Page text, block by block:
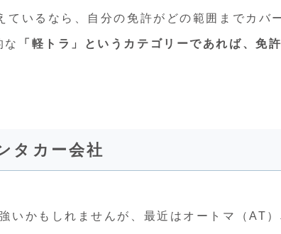
いるなら、自分の免許がどの範囲までカバ
な 「軽トラ」というカテゴリーであれば、免
タカー会社
いかもしれませんが、最近は オートマ（AT